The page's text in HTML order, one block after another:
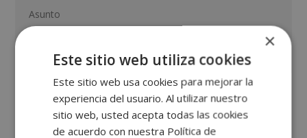
GRUPO TARRACO DE ESCUELAS DE FORMACIÓN DE POSTGRADO, S.L., CIF:
B01589969, Domicilio: C/ Amadeu Vives, 5, Bloque 1 - Bajo C, 43481, La
Pineda, Tarragona.
Finalidad del Tratamiento: Tratamos la información que nos facilita con el
fin de enviarle correos electrónicos de tipo comercial relacionado con
×
Este sitio web utiliza cookies
Este sitio web usa cookies para mejorar la
experiencia del usuario. Al utilizar nuestro
sitio web, usted acepta todas las cookies
de acuerdo con nuestra Política de